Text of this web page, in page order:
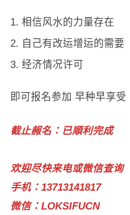
相信风水的力量存在
自己有改运增运的需要
经济情况许可
即可报名参加 早种早享受
截止赧名：已順利完成
欢迎尽快来电或微信查询
手机：13713141817
微信：LOKSIFUCN